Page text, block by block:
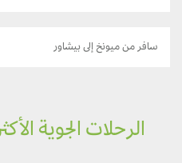
سافر من ميونخ إلى بيشاور
الرحلات الجوية